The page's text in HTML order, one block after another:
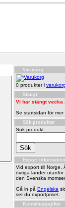
Varukorg
0 produkter i
Stängt
Vi har stängt vecka
Se startsidan för mer
Sök produkter
Sök produkt:
Export information
Vid export till Norge,
övriga länder utanför
den Svenska
Gå in på Engelska
ser du exportpriset.
Kontaktuppgifter